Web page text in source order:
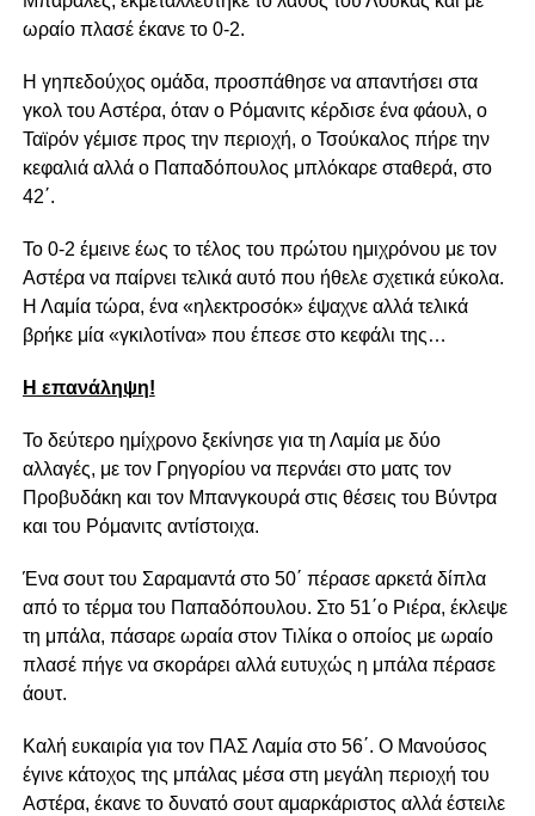
ωραίο πλασέ έκανε το 0-2.
Η γηπεδούχος ομάδα, προσπάθησε να απαντήσει στα
γκολ του Αστέρα, όταν ο Ρόμανιτς κέρδισε ένα φάουλ, ο
Ταϊρόν γέμισε προς την περιοχή, ο Τσούκαλος πήρε την
κεφαλιά αλλά ο Παπαδόπουλος μπλόκαρε σταθερά, στο
42΄.
Το 0-2 έμεινε έως το τέλος του πρώτου ημιχρόνου με τον
Αστέρα να παίρνει τελικά αυτό που ήθελε σχετικά εύκολα.
Η Λαμία τώρα, ένα «ηλεκτροσόκ» έψαχνε αλλά τελικά
βρήκε μία «γκιλοτίνα» που έπεσε στο κεφάλι της…
Η επανάληψη!
Το δεύτερο ημίχρονο ξεκίνησε για τη Λαμία με δύο
αλλαγές, με τον Γρηγορίου να περνάει στο ματς τον
Προβυδάκη και τον Μπανγκουρά στις θέσεις του Βύντρα
και του Ρόμανιτς αντίστοιχα.
Ένα σουτ του Σαραμαντά στο 50΄ πέρασε αρκετά δίπλα
από το τέρμα του Παπαδόπουλου. Στο 51΄ο Ριέρα, έκλεψε
τη μπάλα, πάσαρε ωραία στον Τιλίκα ο οποίος με ωραίο
πλασέ πήγε να σκοράρει αλλά ευτυχώς η μπάλα πέρασε
άουτ.
Καλή ευκαιρία για τον ΠΑΣ Λαμία στο 56΄. Ο Μανούσος
έγινε κάτοχος της μπάλας μέσα στη μεγάλη περιοχή του
Αστέρα, έκανε το δυνατό σουτ αμαρκάριστος αλλά έστειλε